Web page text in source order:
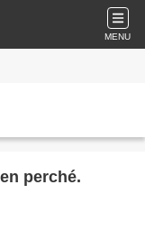
MENU
perché.